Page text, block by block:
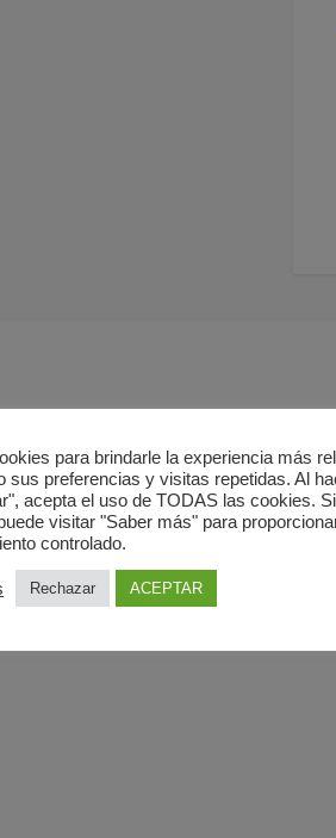
como Rx, Ecografía, Tac o RM
o pruebas analíticas
telemática con un médico general
para brindarle la experiencia más
sus preferencias y visitas repetidas. Al
acepta el uso de TODAS las cookies.
visitar "Saber más" para
controlado.
Rechazar ACEPTAR